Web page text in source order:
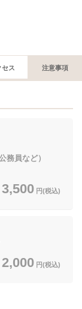
セス 注意事項
員など）
3,500 円(税込)
2,000 円(税込)